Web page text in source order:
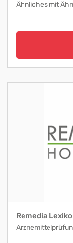
Ähnliches mit
Remedia